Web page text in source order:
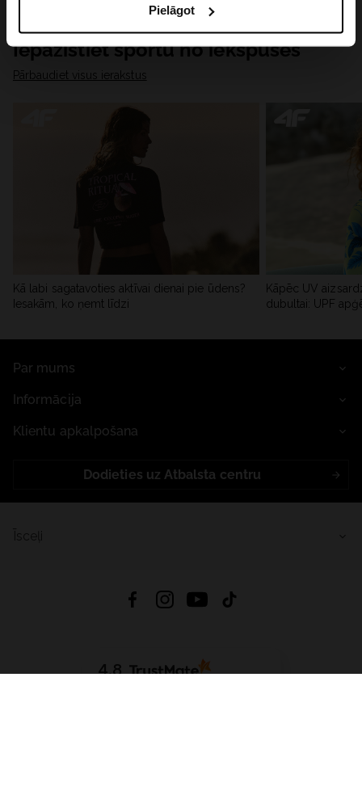
saturu un uzlabotu mūsu partneru piedāvātos risinajumus
( piem. socialos tīklus). Detalizētu informāciju var atrast
mūsu Privātuma politikā un sadaļā "Detaļas".
Pielāgot
Iepazīstiet sportu no iekšpuses
Pārbaudiet visus ierakstus
Kā labi sagatavoties aktīvai dienai pie ūdens?
Iesakām, ko ņemt līdzi
Kāpēc UV
dubultai: UPF
Par mums
Informācija
Klientu apkalpošana
Dodieties uz Atbalsta centru
4.8